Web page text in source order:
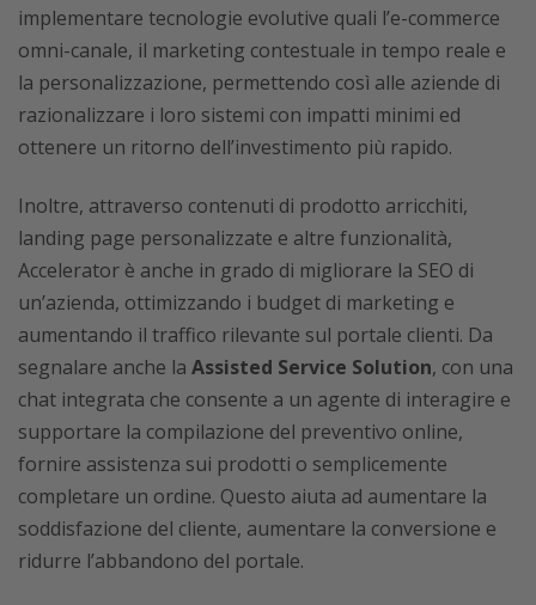
implementare tecnologie evolutive quali l’e-commerce
omni-canale, il marketing contestuale in tempo reale e
la personalizzazione, permettendo così alle aziende di
razionalizzare i loro sistemi con impatti minimi ed
ottenere un ritorno dell’investimento più rapido.
Inoltre, attraverso contenuti di prodotto arricchiti,
landing page personalizzate e altre funzionalità,
Accelerator è anche in grado di migliorare la SEO di
un’azienda, ottimizzando i budget di marketing e
aumentando il traffico rilevante sul portale clienti. Da
segnalare anche la Assisted Service Solution, con una
chat integrata che consente a un agente di interagire e
supportare la compilazione del preventivo online,
fornire assistenza sui prodotti o semplicemente
completare un ordine. Questo aiuta ad aumentare la
soddisfazione del cliente, aumentare la conversione e
ridurre l’abbandono del portale.